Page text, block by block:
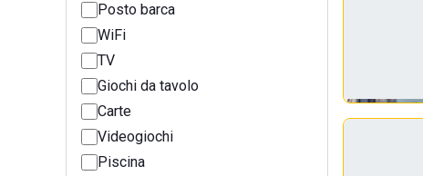
Posto barca
WiFi
TV
Giochi da tavolo
Carte
Videogiochi
Piscina